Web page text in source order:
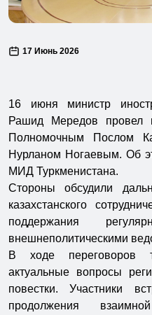
17 Июнь 2026
16 июня министр
Рашид Мередов провел
Полномочным Послом
Нурланом Ногаевым. Об
МИД Туркменистана.
Стороны обсудили
казахстанского
поддержания
внешнеполитическими
В ходе переговоров
актуальные вопросы
повестки. Участники
продолжения